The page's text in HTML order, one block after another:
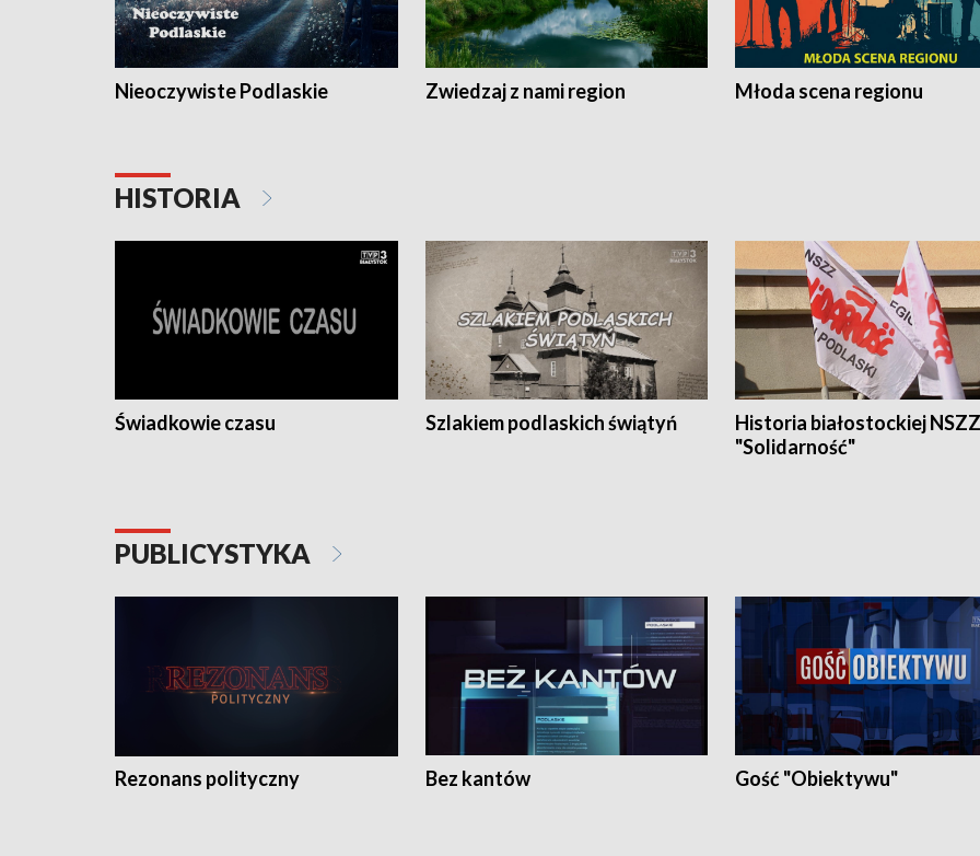
Nieoczywiste Podlaskie Zwiedzaj z nami region Młoda scena regionu
HISTORIA
Świadkowie czasu Szlakiem podlaskich świątyń
Historia białostockiej NSZZ
"Solidarność"
PUBLICYSTYKA
Rezonans polityczny Bez kantów Gość "Obiektywu"